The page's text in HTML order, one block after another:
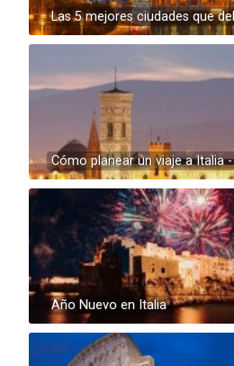
Las 5 mejores ciudades que
Cómo planear un viaje a Italia
Año Nuevo en Italia